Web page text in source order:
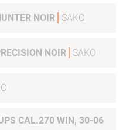
NOIR SAKO
NOIR SAKO
CAL.270 WIN, 30-06